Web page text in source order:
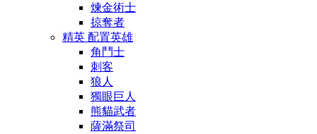
煉金術士
掠奪者
精英 配置英雄
角鬥士
刺客
狼人
獨眼巨人
熊貓武者
薩滿祭司